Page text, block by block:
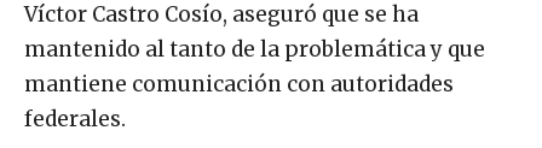
Víctor Castro Cosío, aseguró que se ha
mantenido al tanto de la problemática y que
mantiene comunicación con autoridades
federales.